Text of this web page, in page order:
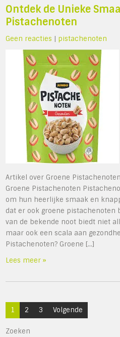
Ontdek de Unieke
Pistachenoten
Geen reacties | pistachenoten
Artikel over Groene
Groene Pistachenoten
om hun heerlijke smaak en
dat er ook groene pistachenoten
van de bekende noot biedt niet
maar ook een scala aan
Pistachenoten? Groene […]
Lees meer »
Berichten
paginering
1 2 3 Volgende
Zoeken